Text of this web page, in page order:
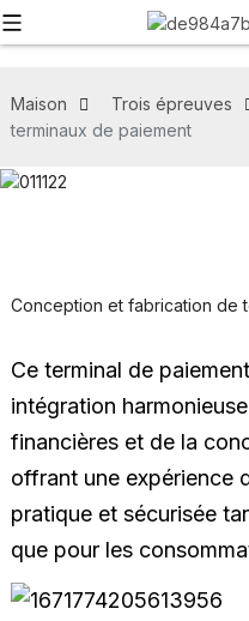
Maison Trois épreuves
terminaux de paiement
Conception et fabrication de
Ce terminal de
intégration
financières et de la
offrant une expérience
pratique et sécurisée
que pour les